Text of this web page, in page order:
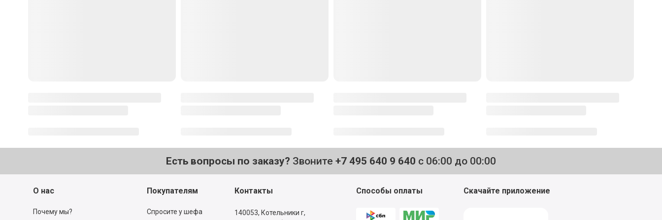
Есть вопросы по заказу? Звоните +7 495 640 9 640 с 06:00 до 00:00
О нас
Почему мы?
Покупателям
Спросите у шефа
Контакты
140053, Котельники г,
Способы оплаты Скачайте приложение